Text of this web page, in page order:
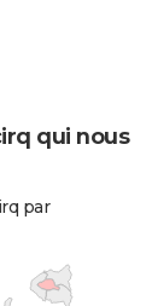
qui nous
par